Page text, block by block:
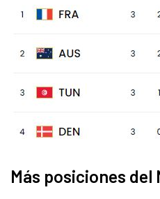
Más posiciones del